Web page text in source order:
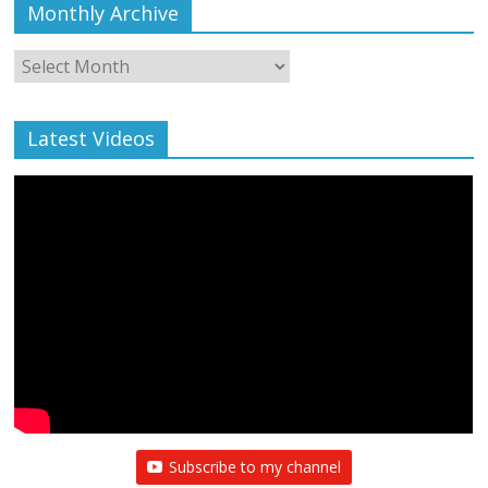
Monthly Archive
Monthly
Archive
Latest Videos
Subscribe to my channel